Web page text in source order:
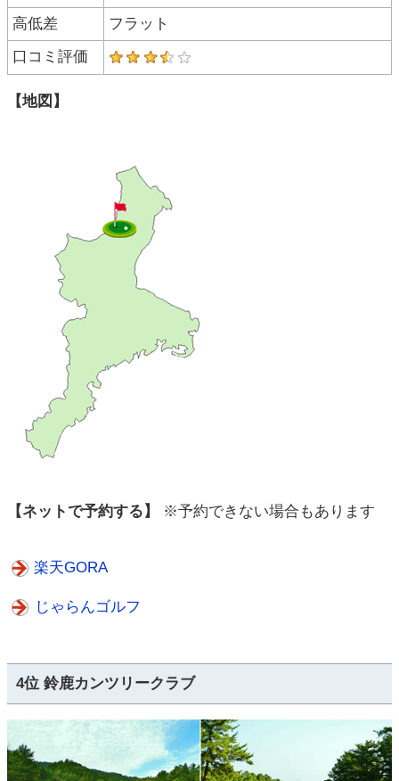
高低差
フラット
口コミ評価
【地図】
【ネットで予約する】 ※予約できない場合もあります
楽天GORA
じゃらんゴルフ
4位 鈴鹿カンツリークラブ